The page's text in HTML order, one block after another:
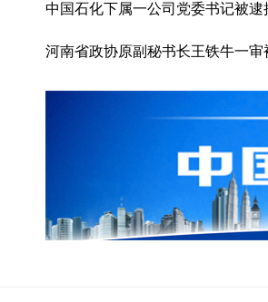
中国石化下属一公司党委书记被
河南省政协原副秘书长王铁牛一审